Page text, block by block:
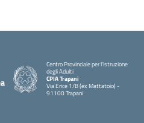
Centro Provinciale per l'Istruzione
degli Adulti
CPIA Trapani
Via Erice 1/B (ex Mattatoio) -
91100 Trapani